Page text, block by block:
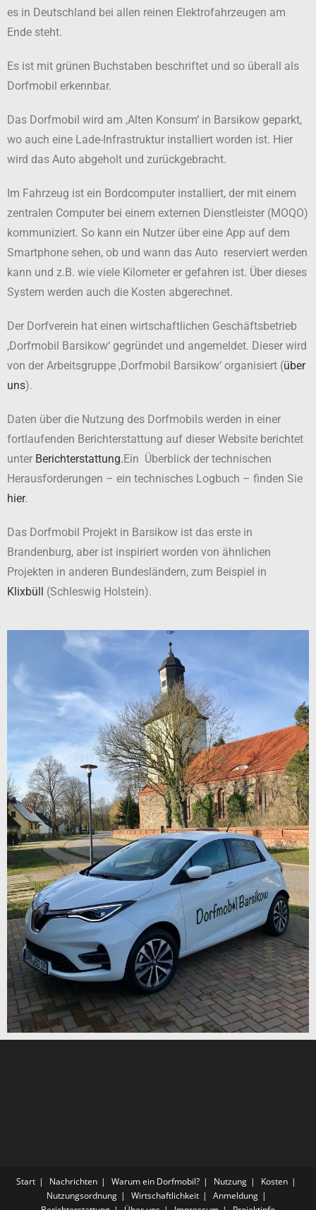
es in Deutschland bei allen reinen Elektrofahrzeugen am
Ende steht.
Es ist mit grünen Buchstaben beschriftet und so überall als
Dorfmobil erkennbar.
Das Dorfmobil wird am ,Alten Konsum‘ in Barsikow geparkt,
wo auch eine Lade-Infrastruktur installiert worden ist. Hier
wird das Auto abgeholt und zurückgebracht.
Im Fahrzeug ist ein Bordcomputer installiert, der mit einem
zentralen Computer bei einem externen Dienstleister (MOQO)
kommuniziert. So kann ein Nutzer über eine App auf dem
Smartphone sehen, ob und wann das Auto reserviert werden
kann und z.B. wie viele Kilometer er gefahren ist. Über dieses
System werden auch die Kosten abgerechnet.
Der Dorfverein hat einen wirtschaftlichen Geschäftsbetrieb
,Dorfmobil Barsikow‘ gegründet und angemeldet. Dieser wird
von der Arbeitsgruppe ,Dorfmobil Barsikow‘ organisiert (über
uns).
Daten über die Nutzung des Dorfmobils werden in einer
fortlaufenden Berichterstattung auf dieser Website berichtet
unter Berichterstattung.Ein Überblick der technischen
Herausforderungen – ein technisches Logbuch – finden Sie
hier.
Das Dorfmobil Projekt in Barsikow ist das erste in
Brandenburg, aber ist inspiriert worden von ähnlichen
Projekten in anderen Bundesländern, zum Beispiel in
Klixbüll (Schleswig Holstein).
Start Nachrichten Warum ein Dorfmobil? Nutzung
Kosten
Nutzungsordnung
Wirtschaftlichkeit
Anmeldung